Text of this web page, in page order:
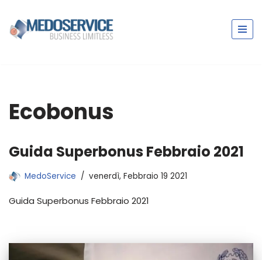
Vai
Ecobonus
Guida Superbonus Febbraio 2021
MedoService venerdì, Febbraio 19 2021
Guida Superbonus Febbraio 2021